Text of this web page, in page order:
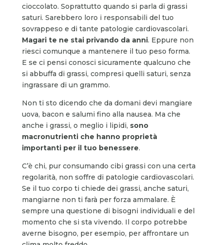
cioccolato. Soprattutto quando si parla di grassi
saturi. Sarebbero loro i responsabili del tuo
sovrappeso e di tante patologie cardiovascolari.
Magari te ne stai privando da anni. Eppure non
riesci comunque a mantenere il tuo peso forma.
E se ci pensi conosci sicuramente qualcuno che
si abbuffa di grassi, compresi quelli saturi, senza
ingrassare di un grammo.
Non ti sto dicendo che da domani devi mangiare
uova, bacon e salumi fino alla nausea. Ma che
anche i grassi, o meglio i lipidi, sono
macronutrienti che hanno proprietà
importanti per il tuo benessere.
C’è chi, pur consumando cibi grassi con una certa
regolarità, non soffre di patologie cardiovascolari.
Se il tuo corpo ti chiede dei grassi, anche saturi,
mangiarne non ti farà per forza ammalare. È
sempre una questione di bisogni individuali e del
momento che si sta vivendo. Il corpo potrebbe
averne bisogno, per esempio, per affrontare un